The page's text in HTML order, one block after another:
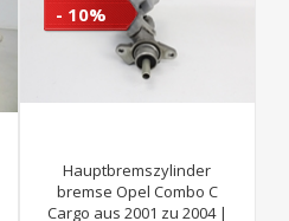
- 10%
Hauptbremszylinder
bremse Opel Combo C
Cargo aus 2001 zu 2004 |